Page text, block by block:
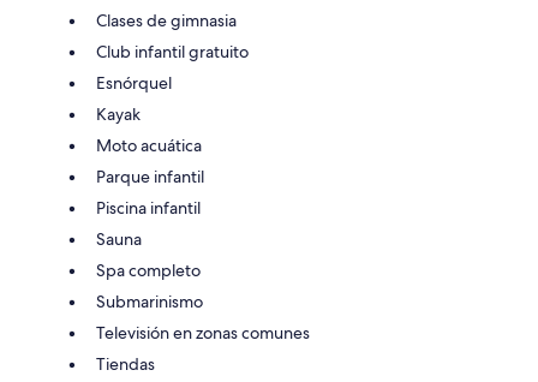
Clases de gimnasia
Club infantil gratuito
Esnórquel
Kayak
Moto acuática
Parque infantil
Piscina infantil
Sauna
Spa completo
Submarinismo
Televisión en zonas comunes
Tiendas